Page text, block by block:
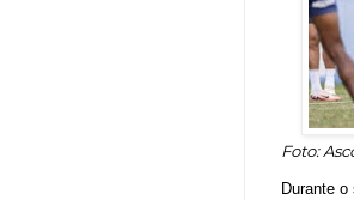
Foto:
Durante